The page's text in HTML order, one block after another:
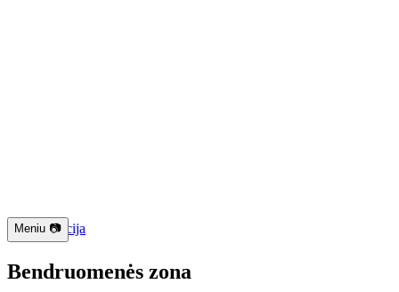
📱 Navigacija
Meniu 📷
Bendruomenės zona